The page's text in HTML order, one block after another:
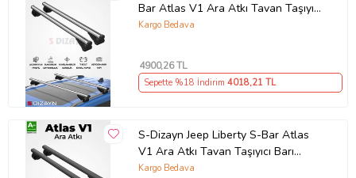
Bar Atlas V1 Ara Atkı Tavan Taşıyıcı
Barı Gri 130 Cm 1999-2004 A+
Kargo Bedava
4900,26 TL
Sepette %18 İndirim 4018,21 TL
S-Dizayn Jeep Liberty S-Bar Atlas
V1 Ara Atkı Tavan Taşıyıcı Barı
Siyah 130 Cm 2002-2007 A+ Kalite
Kargo Bedava